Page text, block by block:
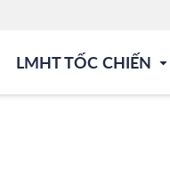
LMHT TỐC CHIẾN